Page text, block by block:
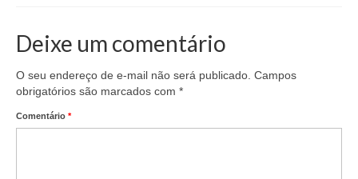
Deixe um comentário
O seu endereço de e-mail não será publicado. Campos
obrigatórios são marcados com *
Comentário *